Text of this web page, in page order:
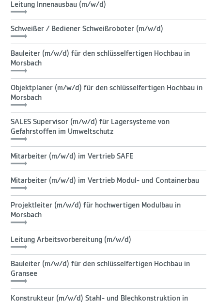
Leitung Innenausbau (m/w/d)
Schweißer / Bediener Schweißroboter (m/w/d)
Bauleiter (m/w/d) für den schlüsselfertigen Hochbau in
Morsbach
Objektplaner (m/w/d) für den schlüsselfertigen Hochbau in
Morsbach
SALES Supervisor (m/w/d) für Lagersysteme von
Gefahrstoffen im Umweltschutz
Mitarbeiter (m/w/d) im Vertrieb SAFE
Mitarbeiter (m/w/d) im Vertrieb Modul- und Containerbau
Projektleiter (m/w/d) für hochwertigen Modulbau in
Morsbach
Leitung Arbeitsvorbereitung (m/w/d)
Bauleiter (m/w/d) für den schlüsselfertigen Hochbau in
Gransee
Konstrukteur (m/w/d) Stahl- und Blechkonstruktion in